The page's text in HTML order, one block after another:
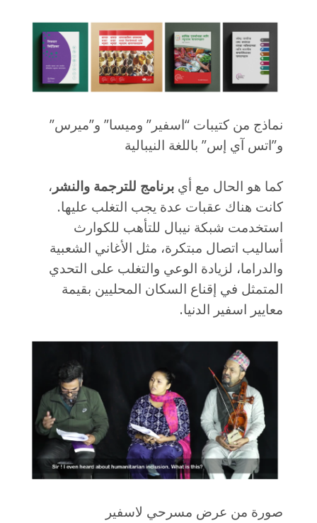
نماذج من كتيبات “اسفير” وميسا” و”ميرس”
و”اتس آي إس” باللغة النيبالية
كما هو الحال مع أيبرنامج للترجمة والنشر ،
كانت هناك عقبات عدة يجب التغلب عليها.
استخدمت شبكة نيبال للتأهب للكوارث
أساليب اتصال مبتكرة، مثل الأغاني الشعبية
والدراما، لزيادة الوعي والتغلب على التحدي
المتمثل في إقناع السكان المحليين بقيمة
معايير اسفير الدنيا.
صورة من عرض مسرحي لاسفير